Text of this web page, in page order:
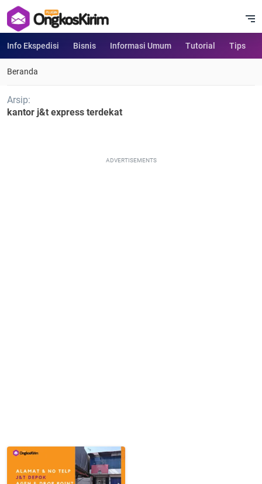
Info Ekspedisi Bisnis Informasi Umum Tutorial Tips
Beranda
Arsip:
kantor j&t express terdekat
ADVERTISEMENTS